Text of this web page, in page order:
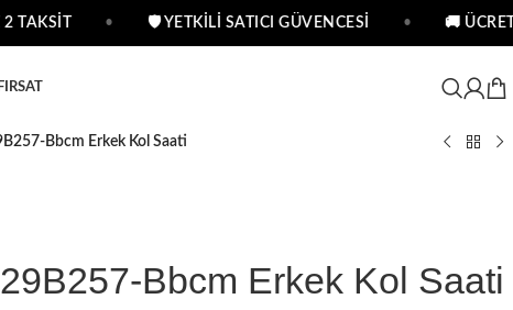
🛡 YETKİLİ SATICI GÜVENCESİ 🚚
Bbcm Erkek Kol Saati
Bbcm Erkek Kol Saati